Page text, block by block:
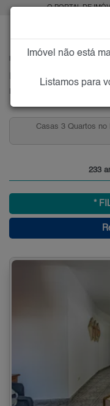
O PORTAL DE
Imóveis à Venda no
Casas 3 Quartos no
SP
233
*
Imóvel não está
Listamos para